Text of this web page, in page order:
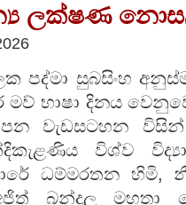
ලක්ෂණ
පද්මා සුබසිංහ
මව් භාෂා දිනය
වැඩසටහන
විශ්ව
ධම්මරතන
බන්දුල මහතා